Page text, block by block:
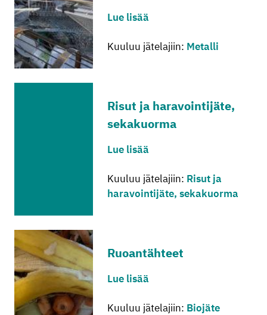
Lue lisää
Kuuluu jätelajiin: Metalli
Risut ja ha­ra­voin­ti­jä­te,
se­ka­kuor­ma
Lue lisää
Kuuluu jätelajiin: Risut ja
haravointijäte, sekakuorma
Ruo­an­täh­teet
Lue lisää
Kuuluu jätelajiin: Biojäte